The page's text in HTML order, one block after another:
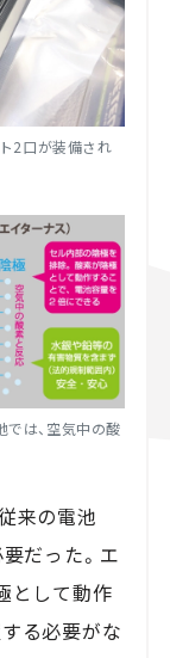
2口が装備され
は、空気中の酸
来の電池
だった。エ
として動作
る必要がな